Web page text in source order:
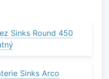
Sinks Round 450
Sinks Arco